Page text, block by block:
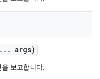
. . . args)
보고합니다.